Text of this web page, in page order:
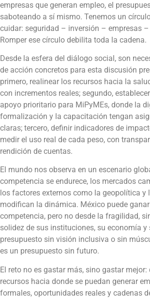
empresas que generan empleo, el
saboteando a sí mismo. Tenemos un
cuidar: seguridad – inversión – empresas
Romper ese círculo debilita toda la cadena.
Desde la esfera del diálogo social, son
de acción concretos para esta discusión
primero, realinear los recursos hacia la
con incrementos reales; segundo,
apoyo prioritario para MiPyMEs, donde la
formalización y la capacitación tengan
claras; tercero, definir indicadores de
medir el uso real de cada peso, con
rendición de cuentas.
El mundo nos observa en un escenario
competencia se endurece, los mercados
los factores externos como la geopolítica y
modifican la dinámica. México puede
competencia, pero no desde la fragilidad,
solidez de sus instituciones, su economía y
presupuesto sin visión inclusiva o sin
es un presupuesto sin futuro.
El reto no es gastar más, sino gastar
recursos hacia donde se puedan generar
formales, oportunidades reales y cadenas